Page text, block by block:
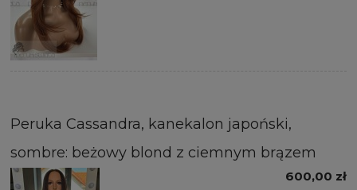
Peruka Cassandra, kanekalon japoński,
sombre: beżowy blond z ciemnym brązem
600,00 zł